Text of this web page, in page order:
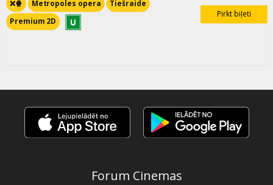
❌🍿 Metropoles opera
Tiešraide
Premium 2D
Pirkt biļeti
Forum Cinemas